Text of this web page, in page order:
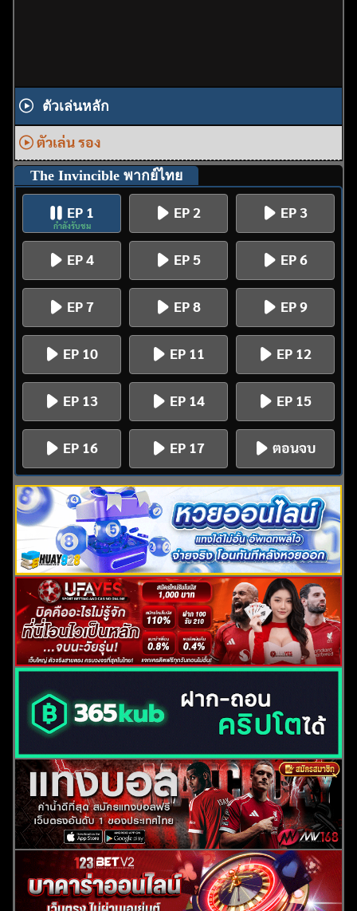
ตัวเล่นหลัก
ตัวเล่น รอง
The Invincible พากย์ไทย
EP 1
กำลังรับชม
EP 2 EP 3
EP 4 EP 5 EP 6
EP 7 EP 8 EP 9
EP 10 EP 11 EP 12
EP 13 EP 14 EP 15
EP 16 EP 17 ตอนจบ